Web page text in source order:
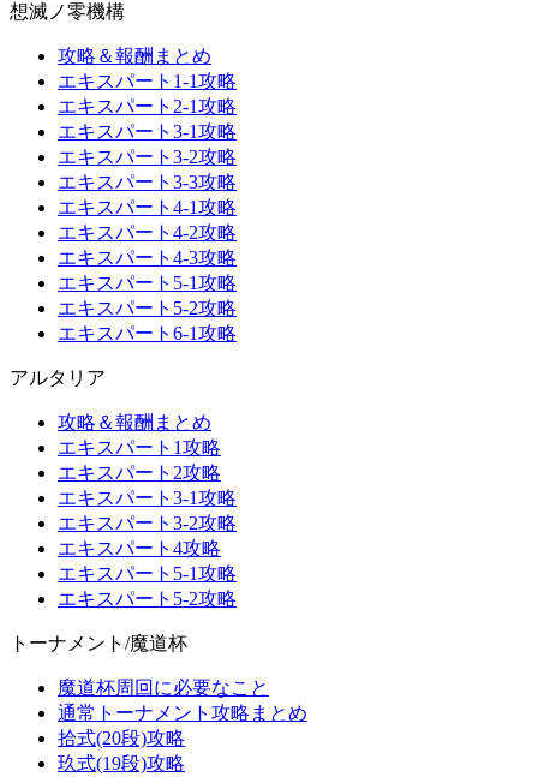
想滅ノ零機構
攻略＆報酬まとめ
エキスパート1-1攻略
エキスパート2-1攻略
エキスパート3-1攻略
エキスパート3-2攻略
エキスパート3-3攻略
エキスパート4-1攻略
エキスパート4-2攻略
エキスパート4-3攻略
エキスパート5-1攻略
エキスパート5-2攻略
エキスパート6-1攻略
アルタリア
攻略＆報酬まとめ
エキスパート1攻略
エキスパート2攻略
エキスパート3-1攻略
エキスパート3-2攻略
エキスパート4攻略
エキスパート5-1攻略
エキスパート5-2攻略
トーナメント/魔道杯
魔道杯周回に必要なこと
通常トーナメント攻略まとめ
拾式(20段)攻略
玖式(19段)攻略